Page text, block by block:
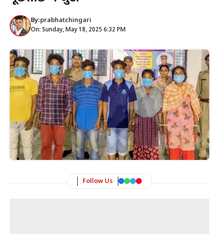
By:prabhatchingari
On: Sunday, May 18, 2025 6:32 PM
Follow Us